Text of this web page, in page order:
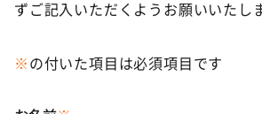
ずご記入いただくようお願いいたしま
※の付いた項目は必須項目です